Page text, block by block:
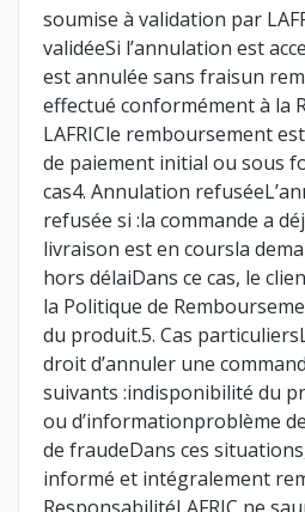
soumise à validation par
validéeSi l’annulation est
est annulée sans fraisun
effectué conformément à la
LAFRICle remboursement
de paiement initial ou sous
cas4. Annulation
refusée si :la commande a
livraison est en coursla
hors délaiDans ce cas, le
la Politique de
du produit.5. Cas
droit d’annuler une
suivants :indisponibilité du
ou d’informationproblème
de fraudeDans ces
informé et intégralement